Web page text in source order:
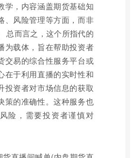
学，内容涵盖期货基础知
、风险管理等方面，而非
总而言之，这个所指代的
为载体，旨在帮助投资者
交易的综合性服务平台或
在于利用直播的实时性和
投资者对市场信息的获取
策的准确性。这种服务也
险，需要投资者谨慎对